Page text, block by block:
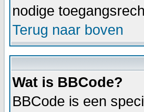
nodige
Terug naar boven
Wat is BBCode?
BBCode is een